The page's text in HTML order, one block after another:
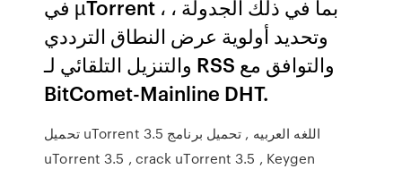
في µTorrent ، بما في ذلك الجدولة ،
وتحديد أولوية عرض النطاق الترددي
والتنزيل التلقائي لـ RSS والتوافق مع
BitComet-Mainline DHT.
تحميل uTorrent 3.5 اللغه العربيه , تحميل برنامج
uTorrent 3.5 , crack uTorrent 3.5 , Keygen